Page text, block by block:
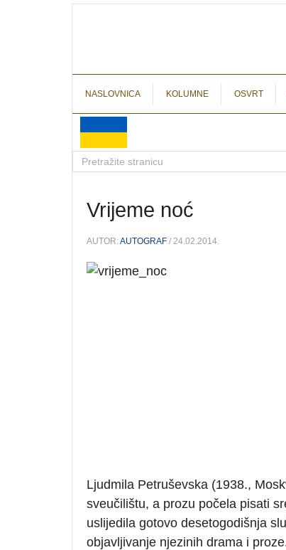
NASLOVNICA KOLUMNE OSVRT
Vrijeme noć
AUTOR:AUTOGRAF / 24.02.2014.
Ljudmila Petruševska (1938.,
sveučilištu, a prozu počela pisati
uslijedila gotovo desetogodišnja
objavljivanje njezinih drama i